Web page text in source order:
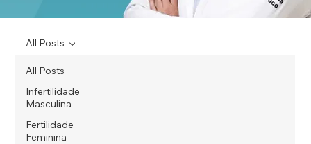
All Posts
Infertilidade
Masculina
Fertilidade
Feminina
All Posts